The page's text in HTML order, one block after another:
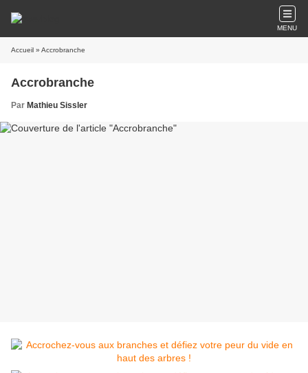
MENU
Accueil » Accrobranche
Accrobranche
Par Mathieu Sissler